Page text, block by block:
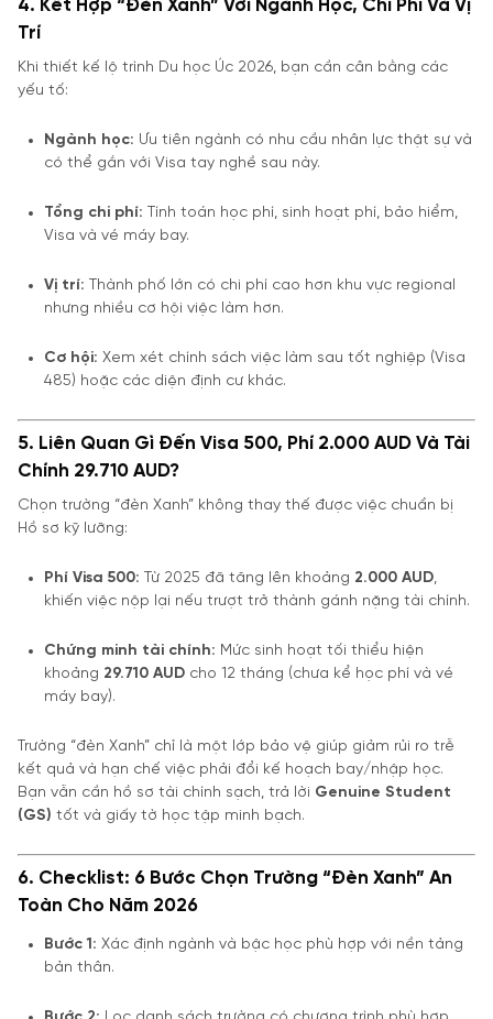
4. Kết Hợp “Đèn Xanh” Với Ngành Học, Chi Phí Và Vị
Trí
Khi thiết kế lộ trình Du học Úc 2026, bạn cần cân bằng các
yếu tố:
Ngành học: Ưu tiên ngành có nhu cầu nhân lực thật sự và
có thể gắn với Visa tay nghề sau này.
Tổng chi phí: Tính toán học phí, sinh hoạt phí, bảo hiểm,
Visa và vé máy bay.
Vị trí: Thành phố lớn có chi phí cao hơn khu vực regional
nhưng nhiều cơ hội việc làm hơn.
Cơ hội: Xem xét chính sách việc làm sau tốt nghiệp (Visa
485) hoặc các diện định cư khác.
5. Liên Quan Gì Đến Visa 500, Phí 2.000 AUD Và Tài
Chính 29.710 AUD?
Chọn trường “đèn Xanh” không thay thế được việc chuẩn bị
Hồ sơ kỹ lưỡng:
Phí Visa 500: Từ 2025 đã tăng lên khoảng 2.000 AUD,
khiến việc nộp lại nếu trượt trở thành gánh nặng tài chính.
Chứng minh tài chính: Mức sinh hoạt tối thiểu hiện
khoảng 29.710 AUD cho 12 tháng (chưa kể học phí và vé
máy bay).
Trường “đèn Xanh” chỉ là một lớp bảo vệ giúp giảm rủi ro trễ
kết quả và hạn chế việc phải đổi kế hoạch bay/nhập học.
Bạn vẫn cần hồ sơ tài chính sạch, trả lời Genuine Student
(GS) tốt và giấy tờ học tập minh bạch.
6. Checklist: 6 Bước Chọn Trường “Đèn Xanh” An
Toàn Cho Năm 2026
Bước 1: Xác định ngành và bậc học phù hợp với nền tảng
bản thân.